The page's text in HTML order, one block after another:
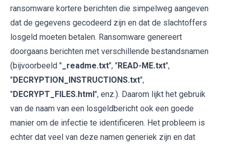
ransomware kortere berichten die simpelweg aangeven
dat de gegevens gecodeerd zijn en dat de slachtoffers
losgeld moeten betalen. Ransomware genereert
doorgaans berichten met verschillende bestandsnamen
(bijvoorbeeld " _readme.txt", "READ-ME.txt",
"DECRYPTION_INSTRUCTIONS.txt",
"DECRYPT_FILES.html ", enz.). Daarom lijkt het gebruik
van de naam van een losgeldbericht ook een goede
manier om de infectie te identificeren. Het probleem is
echter dat veel van deze namen generiek zijn en dat